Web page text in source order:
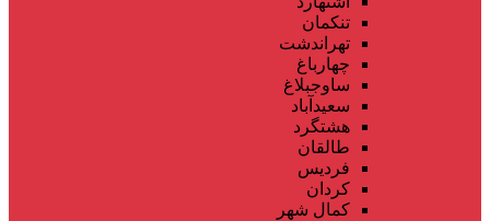
تنکمان
تهراندشت
چهارباغ
ساوجبلاغ
سعیدآباد
هشتگرد
طالقان
فردیس
کردان
کمال شهر